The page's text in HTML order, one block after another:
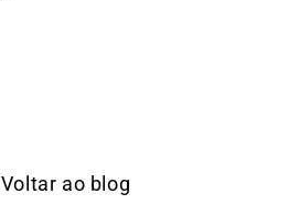
Voltar ao blog